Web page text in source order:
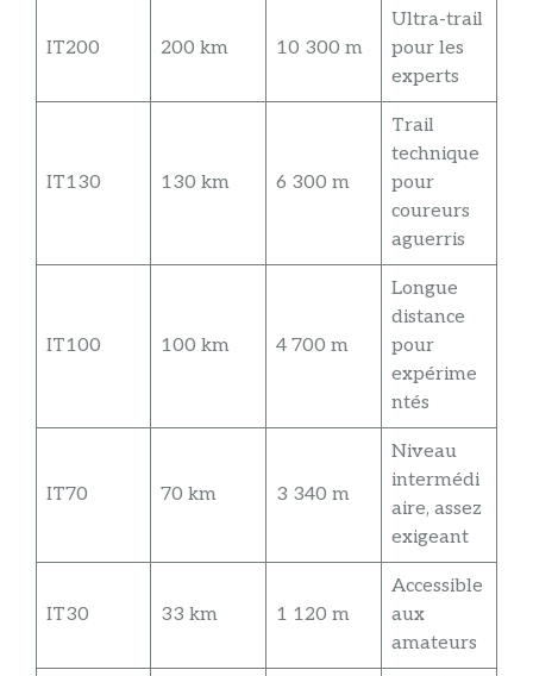
IT200 200 km 10 300 m
Ultra-trail
pour les
experts
IT130 130 km 6 300 m
Trail
technique
pour
coureurs
aguerris
IT100 100 km 4 700 m
Longue
distance
pour
expérime
ntés
IT70 70 km 3 340 m
Niveau
intermédi
aire, assez
exigeant
IT30 33 km 1 120 m
Accessible
aux
amateurs